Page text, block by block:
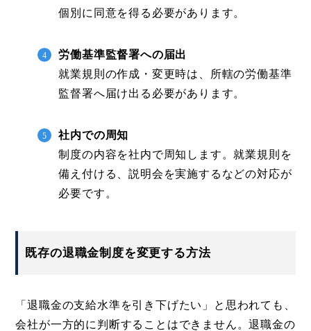
個別に同意を得る必要があります。
労働基準監督署への届出
就業規則の作成・変更時は、所轄の労働基準
監督署へ届け出る必要があります。
社内での周知
制度の内容を社内で周知します。就業規則を
備え付ける、説明会を実施するなどの対応が
必要です。
既存の退職金制度を変更する方法
「退職金の支給水準を引き下げたい」と思われても、
会社が一方的に判断することはできません。退職金の